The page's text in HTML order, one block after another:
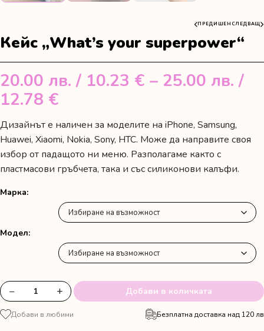
ПРЕДИШЕН СЛЕДВАЩ
Кейс „What’s your superpower“
20.00 лв. / 10.23 € – 25.00 лв. /
12.78 €
range:
20.00 лв.
/
10.23 €
25.00 лв.
12.78 €
Дизайнът е наличен за моделите на iPhone, Samsung,
Huawei, Xiaomi, Nokia, Sony, HTC. Може да направите своя
избор от падащото ни меню. Разполагаме както с
пластмасови гръбчета, така и със силиконови калъфи.
Марка
Модел
количество
за
Кейс
− + Добави в количката
Добави в любими Безплатна доставка над 120 лв